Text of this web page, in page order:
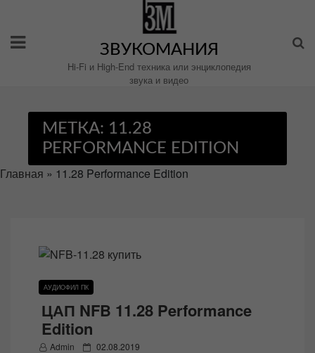
содержимому
ЗВУКОМАНИЯ
Hi-Fi и High-End техника или энциклопедия
звука и видео
МЕТКА: 11.28
PERFORMANCE EDITION
Главная » 11.28 Performance Edition
АУДИОФИЛ ПК
ЦАП NFB 11.28 Performance
Edition
Admin
P 02.08.2019